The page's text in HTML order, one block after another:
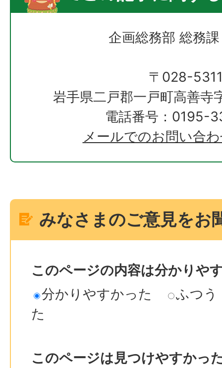
企画総務部 総務
〒028-
岩手県二戸郡一戸町高善寺
電話番号：0195-
メールでのお問い合
みなさまのご意見をお
このページの内容は分かりや
分かりやすかった
ふつう
た
このページは見つけやすかっ